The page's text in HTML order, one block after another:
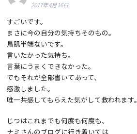
2017年4月16日
すごいです。
まさに今の自分の気持ちそのもの。
鳥肌半端ないです。
言いたかった気持ち。
言葉にうまくできなかった。
でもそれが全部書いてあって、
感激しました。
唯一共感してもらえた気がして救われます。
じつはこれまでも何度も何度も、
ナミさんのブログに行き着いては